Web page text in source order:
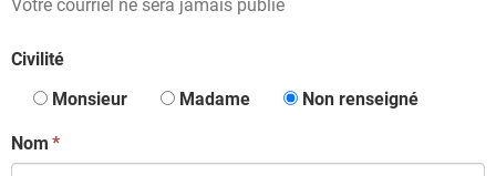
Votre courriel ne sera jamais publié
Civilité
Monsieur
Madame Non renseigné
Nom